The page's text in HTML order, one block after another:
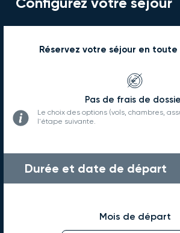
Réservez votre séjour en
Pas de frais de
Le choix des options (vols, chambres,
l'étape suivante.
Durée et date de départ
Mois de départ